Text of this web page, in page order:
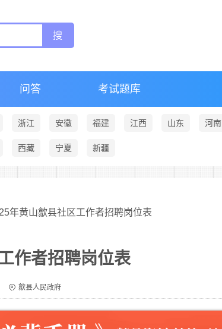
问答 考试题库
浙江 安徽 福建 江西 山东 河南
西藏 宁夏 新疆
年黄山歙县社区工作者招聘岗位表
作者招聘岗位表
歙县人民政府